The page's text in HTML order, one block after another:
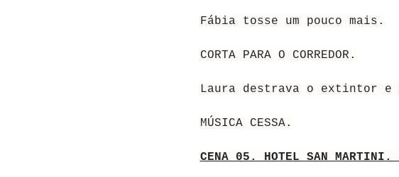
Fábia tosse um pouco mais.
CORTA PARA O CORREDOR.
Laura destrava o extintor e
MÚSICA CESSA.
CENA 05. HOTEL SAN